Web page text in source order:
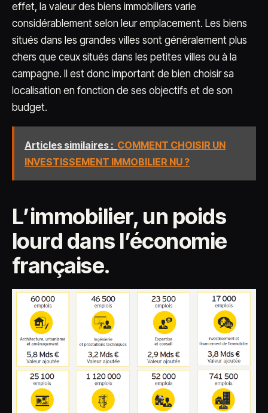
effet, la valeur des biens immobiliers varie
considérablement selon leur emplacement. Les biens
situés dans les grandes villes sont généralement plus
chers que ceux situés dans les petites villes ou à la
campagne. Il est donc important de bien choisir sa
localisation en fonction de ses objectifs et de son
budget.
Articles similaires : COMMENT CHOISIR UN
INVESTISSEMENT IMMOBILIER NU ?
L’immobilier, un poids
lourd dans l’économie
française.